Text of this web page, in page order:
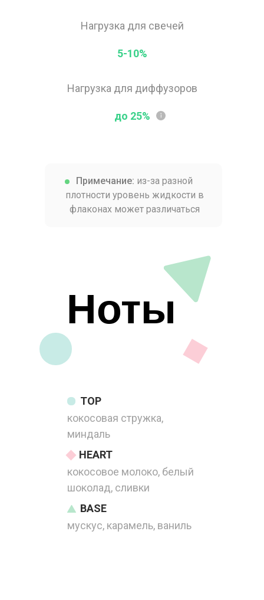
Нагрузка для свечей
Нагрузка для диффузоров
5-10%
до 25%
Примечание: из-за разной
плотности уровень жидкости в
флаконах может различаться
TOP
Ноты
кокосовая стружка,
миндаль
HEART
BASE
кокосовое молоко, белый
шоколад, сливки
мускус, карамель, ваниль